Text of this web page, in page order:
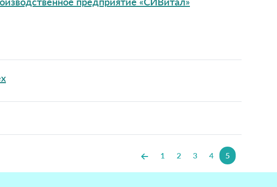
1 2 3 4 5